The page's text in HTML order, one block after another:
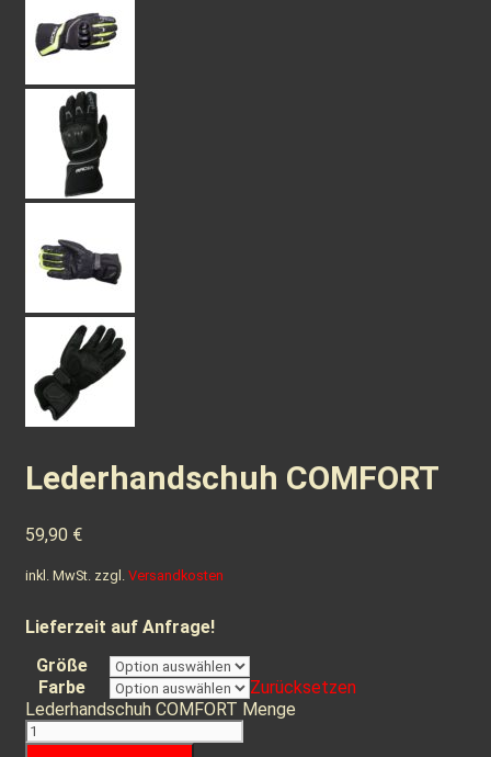
Lederhandschuh COMFORT
59,90 €
inkl. MwSt. zzgl. Versandkosten
Lieferzeit auf Anfrage!
Größe
Farbe
Zurücksetzen
Lederhandschuh COMFORT Menge